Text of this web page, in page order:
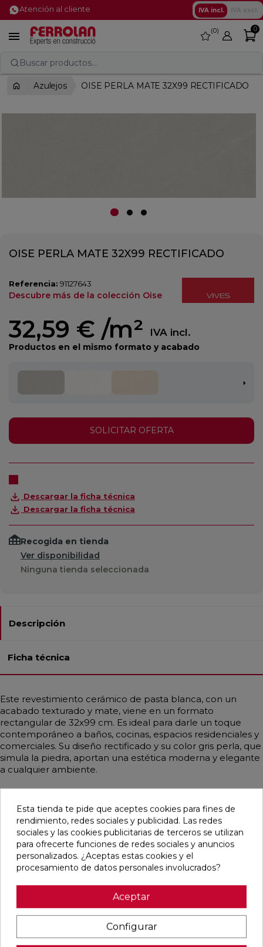
Atención al cliente IVA incl.
 favorite
0 0
Buscar productos...
Azulejos OISE PERLA MATE 32X99 RECTIFICADO
OISE PERLA MATE 32X99 RECTIFICADO
Referencia: 91127643
Descubre más de la colección Oise
32,59 € /m² IVA incl.
Productos en el mismo formato y acabado
SOLICITAR OFERTA
Descargar la ficha técnica
Descargar la ficha técnica
Recogida en tienda
Ver disponibilidad
Ninguna tienda seleccionada
Descripción
Ficha técnica
Este revestimiento cerámico de pasta blanca, con un
acabado texturado y mate, viene en un formato
rectangular de 32x99 cm. Es ideal para darle un toque
contemporáneo a baños, cocinas, espacios residenciales y
comerciales. Su diseño rectificado y su color gris perla, que
simula la piedra, aportan una estética moderna y elegante
a cualquier ambiente.
Pensamos que te puede interesar
ALAPLANA
BODO
60X120
favorite
VERONA
WHITE MATE
favorite
KAWAII GREY
MATE
31,6X100
favorite
PALOMASTONE
WALL WHITE
RECTIFICADO
Esta tienda te pide que aceptes cookies para fines de
rendimiento, redes sociales y publicidad. Las redes
sociales y las cookies publicitarias de terceros se utilizan
para ofrecerte funciones de redes sociales y anuncios
personalizados. ¿Aceptas estas cookies y el
procesamiento de datos personales involucrados?
Aceptar
Configurar